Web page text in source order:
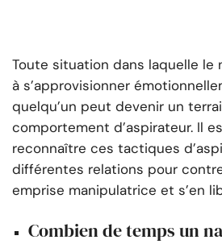
Toute situation dans laquelle le
à s’approvisionner
quelqu’un peut devenir un
comportement d’aspirateur. Il
reconnaître ces tactiques
différentes relations pour
emprise manipulatrice et s’en
Combien de temps un